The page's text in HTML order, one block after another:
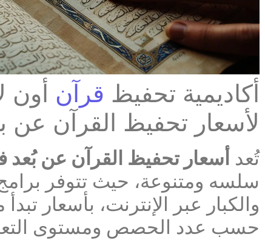
أكاديمية تحفيظ قرآن أون
لأسعار تحفيظ القرآن عن
تُعد أسعار تحفيظ القرآن عن بُعد
سلسه ومتنوعة، حيث تتوفر
والكبار عبر الإنترنت، بأسعار
حسب عدد الحصص ومستوى